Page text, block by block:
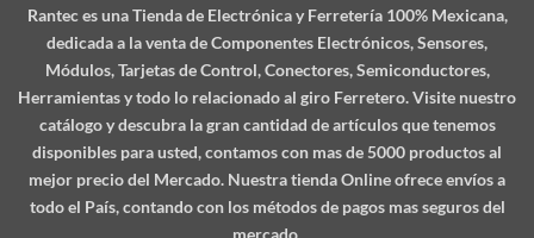
Ranteces una Tienda de Electrónica y Ferretería 100% Mexicana,
dedicada a la venta de Componentes Electrónicos, Sensores,
Módulos, Tarjetas de Control, Conectores, Semiconductores,
Herramientas y todo lo relacionado al giro Ferretero. Visite nuestro
catálogo y descubra la gran cantidad de artículos que tenemos
disponibles para usted, contamos con mas de 5000 productos al
mejor precio del Mercado. Nuestra tienda Online ofrece envíos a
todo el País, contando con los métodos de pagos mas seguros del
mercado.